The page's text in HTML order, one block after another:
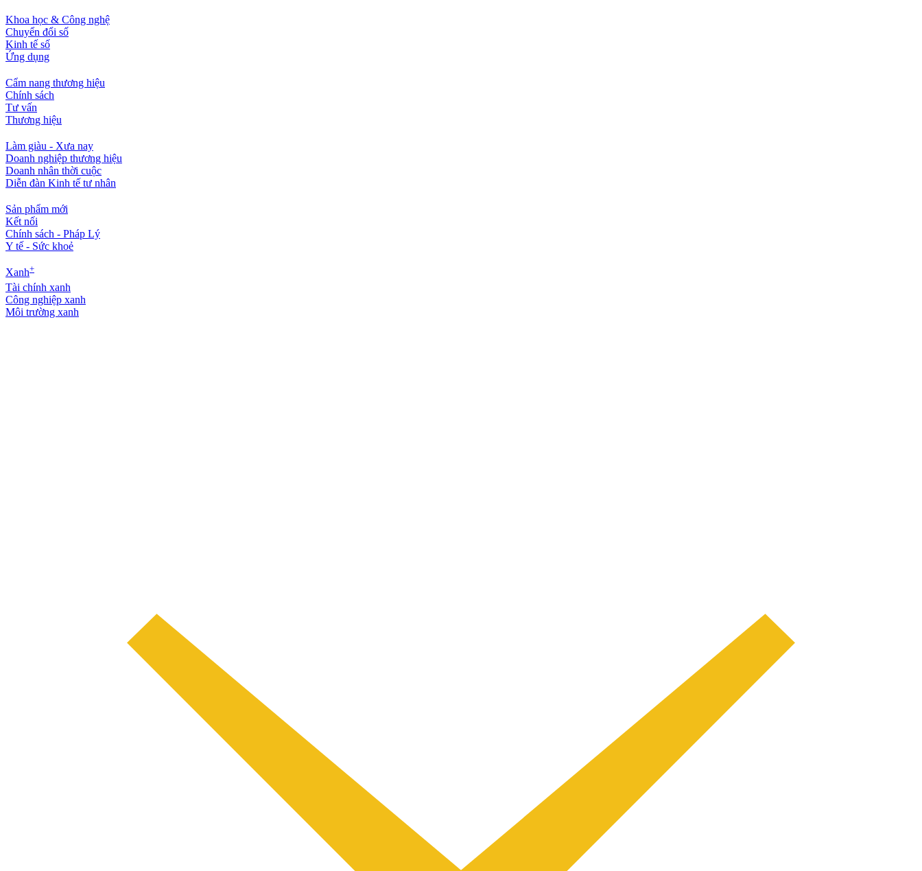
Khoa học & Công nghệ
Chuyển đổi số
Kinh tế số
Ứng dụng
Cẩm nang thương hiệu
Chính sách
Tư vấn
Thương hiệu
Làm giàu - Xưa nay
Doanh nghiệp thương hiệu
Doanh nhân thời cuộc
Diễn đàn Kinh tế tư nhân
Sản phẩm mới
Kết nối
Chính sách - Pháp Lý
Y tế - Sức khoẻ
Xanh+
Tài chính xanh
Công nghiệp xanh
Môi trường xanh